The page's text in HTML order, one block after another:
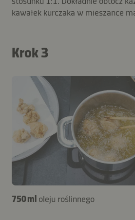
kawałek kurczaka w mieszance
Krok 3
750 ml oleju roślinnego